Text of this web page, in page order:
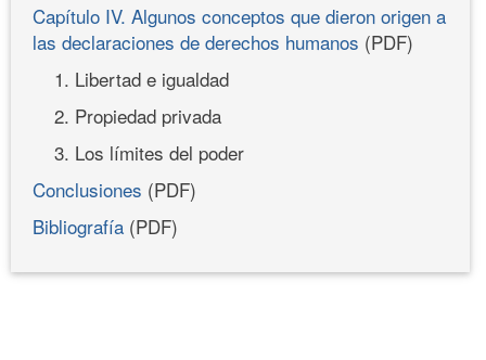
Capítulo IV. Algunos conceptos que dieron origen a
las declaraciones de derechos humanos (PDF)
1. Libertad e igualdad
2. Propiedad privada
3. Los límites del poder
Conclusiones (PDF)
Bibliografía (PDF)